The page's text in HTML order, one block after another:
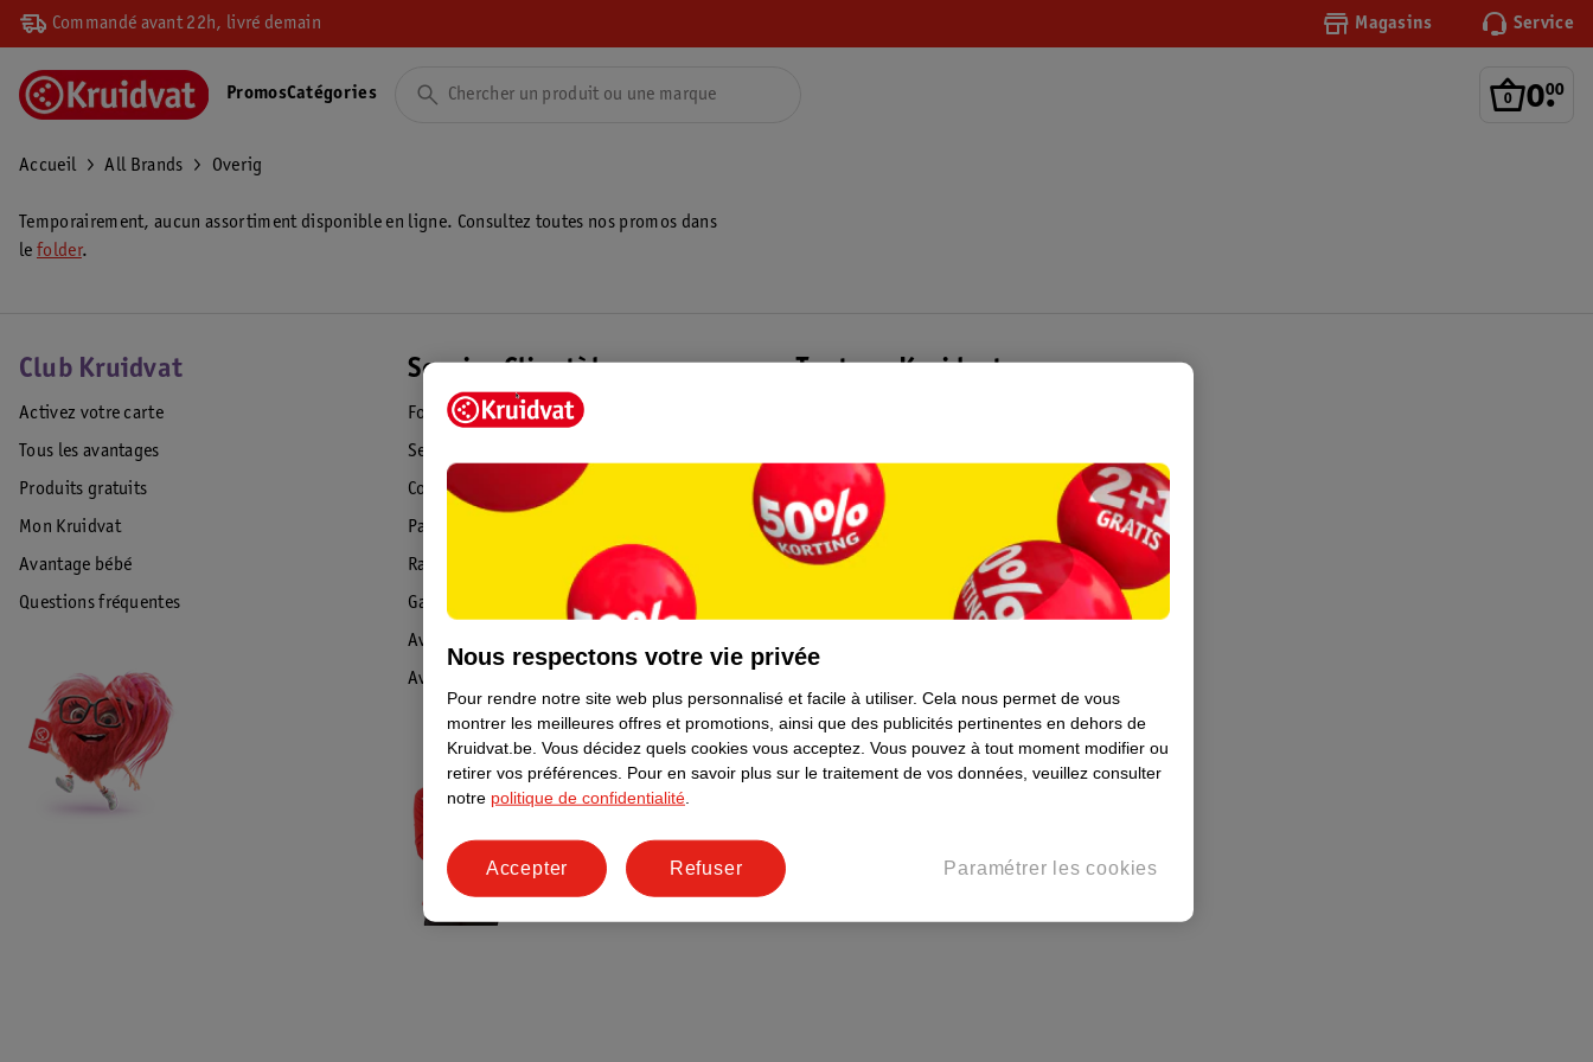
Commandé avant 22h, livré demain Magasins Service
0.
00
PromosCatégories
Accueil All Brands Overig
Temporairement, aucun assortiment disponible en ligne. Consultez toutes nos promos dans
le folder.
Club Kruidvat
Activez votre carte
Tous les avantages
Produits gratuits
Mon Kruidvat
Avantage bébé
Questions fréquentes
Service Clientèle
Foire aux questions
Service Clientèle
Commande & Livraison
Paiement
Rappel & Retour
Garantie
Avis de sécurité
Avis
Tout sur Kruidvat
Formule commerciale
Coordonnées de l’entreprise
Plus durable
Nous respectons votre vie privée
Pour rendre notre site web plus personnalisé et facile à utiliser. Cela nous permet de vous
montrer les meilleures offres et promotions, ainsi que des publicités pertinentes en dehors de
Kruidvat.be. Vous décidez quels cookies vous acceptez. Vous pouvez à tout moment modifier ou
retirer vos préférences. Pour en savoir plus sur le traitement de vos données, veuillez consulter
notre politique de confidentialité
Paramétrer les cookies
Refuser
Accepter